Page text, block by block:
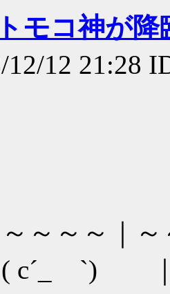
トモコ神が
12 21:28
～～～｜
ゝ`)